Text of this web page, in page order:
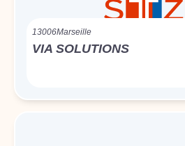
13006Marseille
VIA SOLUTIONS